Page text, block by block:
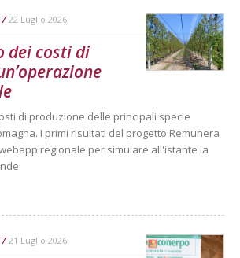
22 Luglio 2026
dei costi di
di produzione delle principali specie
I primi risultati del progetto Remunera
regionale per simulare all'istante la
21 Luglio 2026